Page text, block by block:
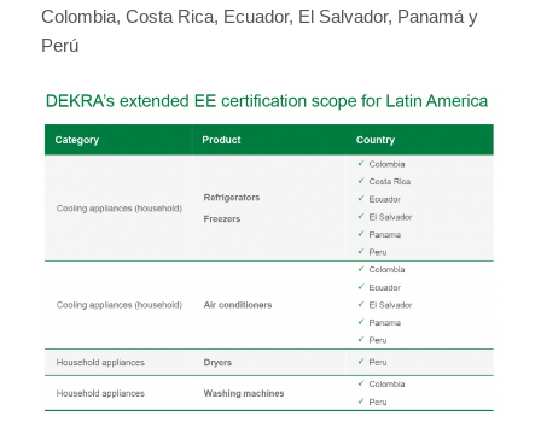
Colombia, Costa Rica, Ecuador, El Salvador, Panamá y
Perú